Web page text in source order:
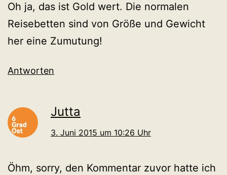
Oh ja, das ist Gold wert. Die normalen
Reisebetten sind von Größe und Gewicht
her eine Zumutung!
Antworten
Jutta
3. Juni 2015 um 10:26 Uhr
Öhm, sorry, den Kommentar zuvor hatte ich